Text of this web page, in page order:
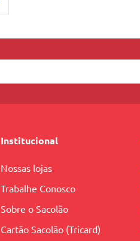
Institucional
Nossas lojas
Trabalhe Conosco
Sobre o Sacolão
Cartão Sacolão (Tricard)